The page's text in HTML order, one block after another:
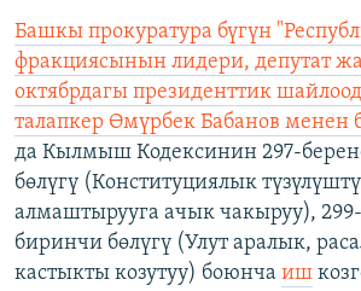
Башкы прокуратура бүгүн
фракциясынын лидери, депутат
октябрдагы президенттик
талапкер Өмүрбек Бабанов менен
да Кылмыш Кодексинин 297-
бөлүгү (Конституциялык
алмаштырууга ачык чакыруу),
биринчи бөлүгү (Улут аралык,
кастыкты козутуу) боюнча иш